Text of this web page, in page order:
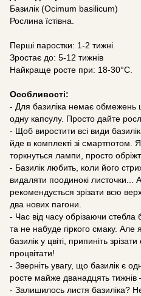
Базилік (Ocimum basilicum)
Рослина їстівна.
Перші паростки: 1-2 тижні
Зростає до: 5-12 тижнів
Найкраще росте при: 18-30°C.
Особливості:
- Для базиліка немає обмежень
одну капсулу. Просто дайте
- Щоб виростити всі види
йде в комплекті зі смартпотом.
торкнуться лампи, просто
- Базилік любить, коли його
видаляти поодинокі листочки...
рекомендується зрізати всю
два нових пагони.
- Час від часу обрізаючи стебла
та не набуде гіркого смаку. Але
базилік у цвіті, припиніть
процвітати!
- Зверніть увагу, що базилік є
росте майже дванадцять тижнів
- Залишилось листя базиліка?